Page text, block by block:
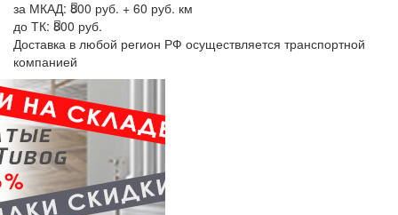
за МКАД: 800 руб. + 60 руб. км
до ТК: 800 руб.
Доставка в любой регион РФ осуществляется транспортной
компанией